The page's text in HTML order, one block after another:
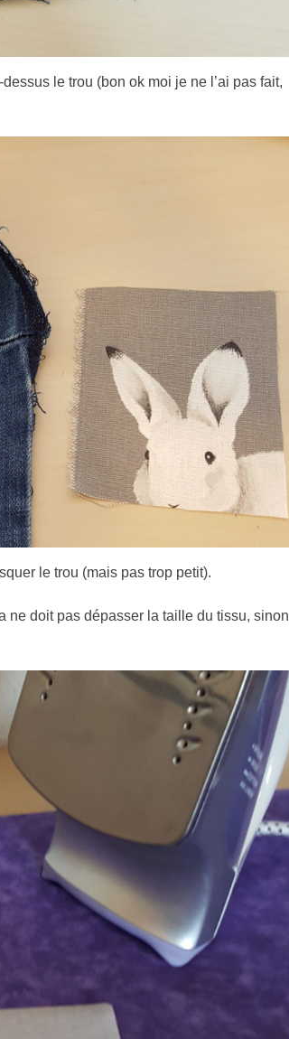
le trou (bon ok moi je ne l’ai pas fait,
le trou (mais pas trop petit).
ne doit pas dépasser la taille du tissu, sinon